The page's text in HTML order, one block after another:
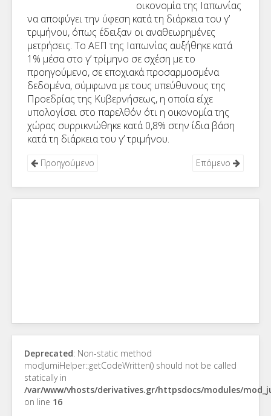
οικονομία της Ιαπωνίας
να αποφύγει την ύφεση κατά τη διάρκεια του γ’
τριμήνου, όπως έδειξαν οι αναθεωρημένες
μετρήσεις. Το ΑΕΠ της Ιαπωνίας αυξήθηκε κατά
1% μέσα στο γ’ τρίμηνο σε σχέση με το
προηγούμενο, σε εποχιακά προσαρμοσμένα
δεδομένα, σύμφωνα με τους υπεύθυνους της
Προεδρίας της Κυβερνήσεως, η οποία είχε
υπολογίσει στο παρελθόν ότι η οικονομία της
χώρας συρρικνώθηκε κατά 0,8% στην ίδια βάση
κατά τη διάρκεια του γ’ τριμήνου.
Προηγούμενο Επόμενο
Deprecated: Non-static method
modJumiHelper::getCodeWritten() should not be called
statically in
/var/www/vhosts/derivatives.gr/httpsdocs/modules/
on line 16